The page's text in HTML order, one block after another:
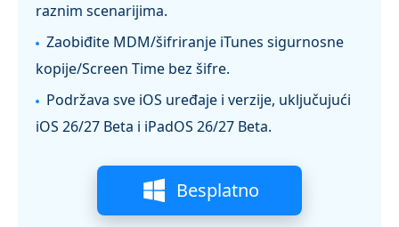
raznim scenarijima.
Zaobiđite MDM/šifriranje iTunes sigurnosne
kopije/Screen Time bez šifre.
Podržava sve iOS uređaje i verzije, uključujući
iOS 26/27 Beta i iPadOS 26/27 Beta.
Besplatno